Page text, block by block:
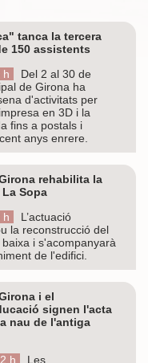
tanca la tercera
150 assistents
h
Del 2 al 30 de
de Girona ha
d'activitats per
en 3D i la
fins a postals i
anys enrere.
rehabilita la
Sopa
h
L’actuació
la reconstrucció del
i s'acompanyarà
de l'edifici.
i el
signen l'acta
nau de l'antiga
h
Les